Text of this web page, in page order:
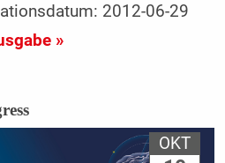
2012-06-29
»
OKT